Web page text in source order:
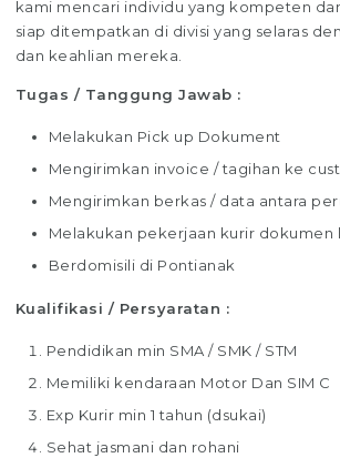
kami mencari individu yang kompeten
siap ditempatkan di divisi yang selaras
dan keahlian mereka.
Tugas / Tanggung Jawab :
Melakukan Pick up Dokument
Mengirimkan invoice / tagihan ke
Mengirimkan berkas / data antara
Melakukan pekerjaan kurir dokumen
Berdomisili di Pontianak
Kualifikasi / Persyaratan :
Pendidikan min SMA / SMK / STM
Memiliki kendaraan Motor Dan SIM C
Exp Kurir min 1 tahun (dsukai)
Sehat jasmani dan rohani